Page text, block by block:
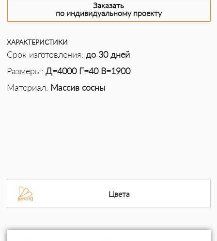
Заказать
по индивидуальному проекту
ХАРАКТЕРИСТИКИ
Срок изготовления: до 30 дней
Размеры: Д=4000 Г=40 В=1900
Материал: Массив сосны
Цвета